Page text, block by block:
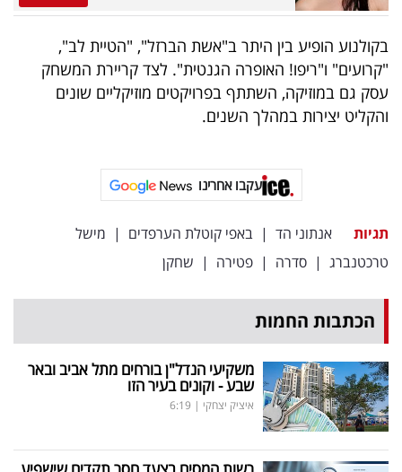
בקולנוע הופיע בין היתר ב"אשת הברזל", "הטיית לב",
"קרועים" ו"ריפו! האופרה הגנטית". לצד קריירת המשחק
עסק גם במוזיקה, השתתף בפרויקטים מוזיקליים שונים
והקליט יצירות במהלך השנים.
עקבו אחרינו
תגיות אנתוני הד | באפי קוטלת הערפדים | מישל
טרכטנברג | סדרה | פטירה | שחקן
הכתבות החמות
משקיעי הנדל"ן בורחים מתל אביב ובאר
שבע - וקונים בעיר הזו
איציק יצחקי |
6:19